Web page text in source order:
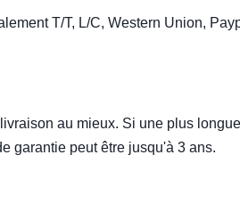
T/T, L/C, Western Union,
au mieux. Si une plus longue
garantie peut être jusqu'à 3 ans.